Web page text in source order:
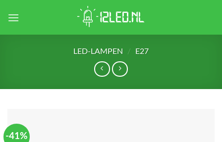
LED-LAMPEN / E27
-41%